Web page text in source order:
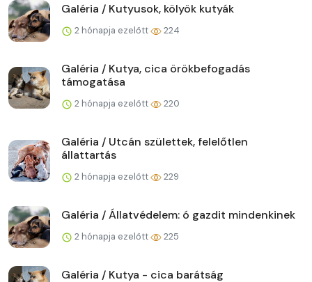
Galéria / Kutyusok, kölyök kutyák
2 hónapja ezelőtt 224
Galéria / Kutya, cica örökbefogadás
támogatása
2 hónapja ezelőtt 220
Galéria / Utcán születtek, felelőtlen
állattartás
2 hónapja ezelőtt 229
Galéria / Állatvédelem: ó gazdit mindenkinek
2 hónapja ezelőtt 225
Galéria / Kutya - cica barátság